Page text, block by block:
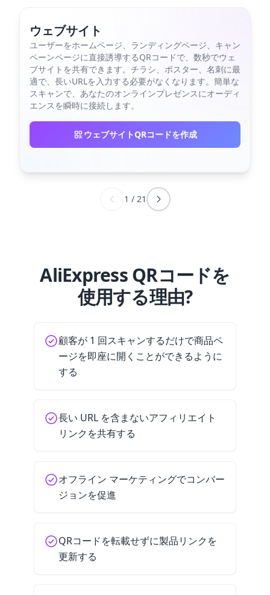
ウェブサイト
ユーザーをホームページ、ランディングページ、キャン
ペーンページに直接誘導するQRコードで、数秒でウェ
ブサイトを共有できます。チラシ、ポスター、名刺に最
適で、長いURLを入力する必要がなくなります。簡単な
スキャンで、あなたのオンラインプレゼンスにオーディ
エンスを瞬時に接続します。
ウェブサイトQRコードを作成
1 / 21
AliExpress QRコードを
使用する理由?
顧客が 1 回スキャンするだけで商品ペ
ージを即座に開くことができるように
する
長い URL を含まないアフィリエイト
リンクを共有する
オフライン マーケティングでコンバー
ジョンを促進
QRコードを転載せずに製品リンクを
更新する